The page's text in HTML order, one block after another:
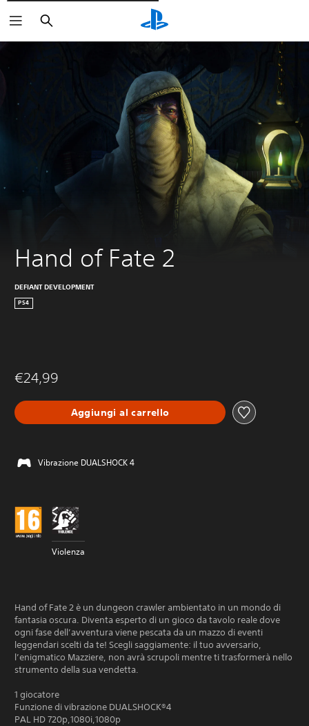
Cerca
Hand of Fate 2
DEFIANT DEVELOPMENT
PS4
€24,99
Aggiungi al carrello
Vibrazione DUALSHOCK 4
Violenza
Hand of Fate 2 è un dungeon crawler ambientato in un mondo di
fantasia oscura. Diventa esperto di un gioco da tavolo reale dove
ogni fase dell’avventura viene pescata da un mazzo di eventi
leggendari scelti da te! Scegli saggiamente: il tuo avversario,
l’enigmatico Mazziere, non avrà scrupoli mentre ti trasformerà nello
strumento della sua vendetta.
1 giocatore
Funzione di vibrazione DUALSHOCK®4
PAL HD 720p,1080i,1080p